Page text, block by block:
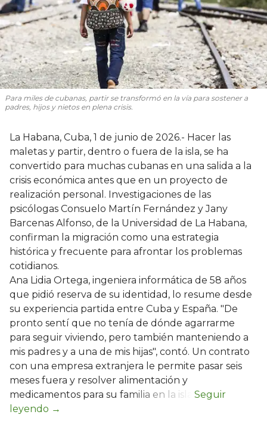
Para miles de cubanas, partir se transformó en la vía para sostener a
padres, hijos y nietos en plena crisis.
La Habana, Cuba, 1 de junio de 2026.- Hacer las
maletas y partir, dentro o fuera de la isla, se ha
convertido para muchas cubanas en una salida a la
crisis económica antes que en un proyecto de
realización personal. Investigaciones de las
psicólogas Consuelo Martín Fernández y Jany
Barcenas Alfonso, de la Universidad de La Habana,
confirman la migración como una estrategia
histórica y frecuente para afrontar los problemas
cotidianos.
Ana Lidia Ortega, ingeniera informática de 58 años
que pidió reserva de su identidad, lo resume desde
su experiencia partida entre Cuba y España. "De
pronto sentí que no tenía de dónde agarrarme
para seguir viviendo, pero también manteniendo a
mis padres y a una de mis hijas", contó. Un contrato
con una empresa extranjera le permite pasar seis
meses fuera y resolver alimentación y
medicamentos para su familia en la isla.